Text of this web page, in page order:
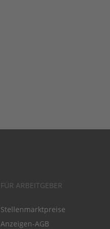
FÜR ARBEITGEBER
Stellenmarktpreise
Anzeigen-AGB